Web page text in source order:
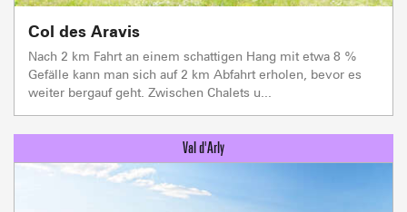
Col des Aravis
Nach 2 km Fahrt an einem schattigen Hang mit etwa 8 %
Gefälle kann man sich auf 2 km Abfahrt erholen, bevor es
weiter bergauf geht. Zwischen Chalets u...